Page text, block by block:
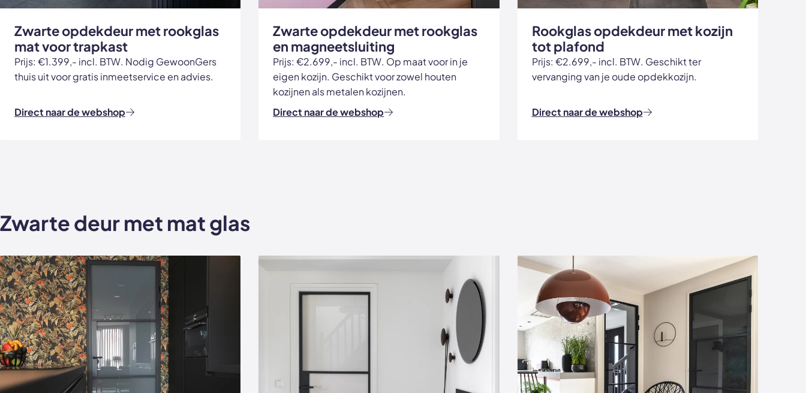
Zwarte opdekdeur met rookglas
mat voor trapkast
Prijs: €1.399,- incl. BTW. Nodig GewoonGers
thuis uit voor gratis inmeetservice en advies.
Direct naar de webshop
Zwarte opdekdeur met rookglas
en magneetsluiting
Prijs: €2.699,- incl. BTW. Op maat voor in je
eigen kozijn. Geschikt voor zowel houten
kozijnen als metalen kozijnen.
Direct naar de webshop
Rookglas opdekdeur met kozijn
tot plafond
Prijs: €2.699,- incl. BTW. Geschikt ter
vervanging van je oude opdekkozijn.
Direct naar de webshop
Zwarte deur met mat glas